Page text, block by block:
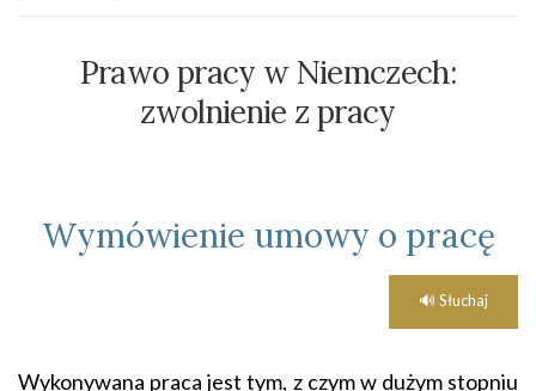
Prawo pracy w Niemczech:
zwolnienie z pracy
Wymówienie umowy o pracę
🔊 Słuchaj
Wykonywana praca jest tym, z czym w dużym stopniu